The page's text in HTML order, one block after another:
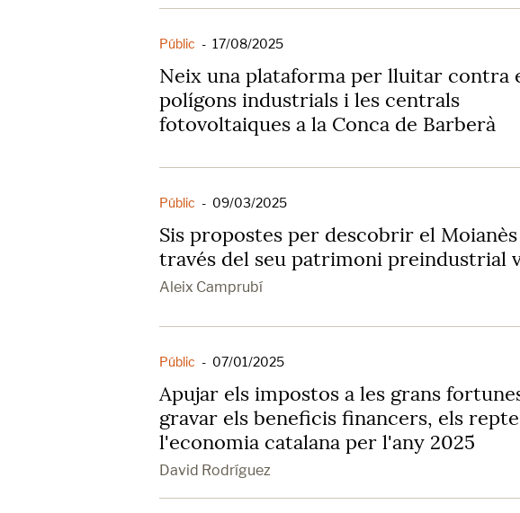
Públic - 17/08/2025
Neix una plataforma per lluitar contra
polígons industrials i les centrals
fotovoltaiques a la Conca de Barberà
Públic - 09/03/2025
Sis propostes per descobrir el
través del seu patrimoni preindustrial
Aleix Camprubí
Públic - 07/01/2025
Apujar els impostos a les grans
gravar els beneficis financers, els
l'economia catalana per l'any 2025
David Rodríguez